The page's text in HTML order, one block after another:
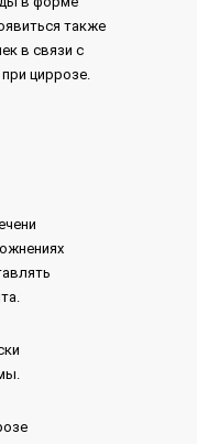
также
в связи с
циррозе.